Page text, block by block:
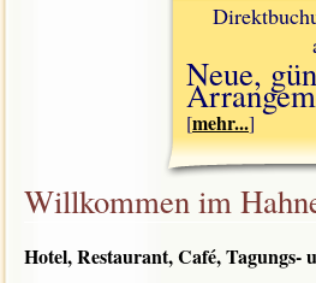
Neue,
[mehr...]
Willkommen im
Hotel, Restaurant, Café, Tagungs-